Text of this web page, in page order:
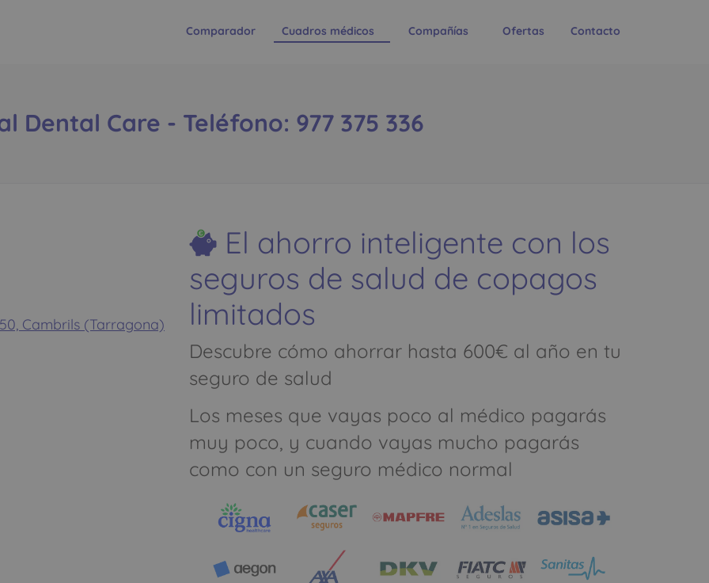
Comparador Cuadros médicos Compañías Ofertas Contacto
Dental Care - Teléfono: 977 375 336
Cambrils (Tarragona)
El ahorro inteligente con los
seguros de salud de copagos
limitados
Descubre cómo ahorrar hasta 600€ al año en tu
seguro de salud
Los meses que vayas poco al médico pagarás
muy poco, y cuando vayas mucho pagarás
como con un seguro médico normal